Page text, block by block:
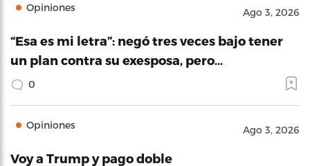
Opiniones Ago 3, 2026
“Esa es mi letra”: negó tres veces bajo tener
un plan contra su exesposa, pero…
0
Opiniones Ago 3, 2026
Voy a Trump y pago doble